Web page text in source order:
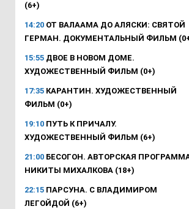
(6+)
14:20 ОТ ВАЛААМА ДО АЛЯСКИ: СВЯТОЙ
ГЕРМАН. ДОКУМЕНТАЛЬНЫЙ ФИЛЬМ
15:55 ДВОЕ В НОВОМ ДОМЕ.
ХУДОЖЕСТВЕННЫЙ ФИЛЬМ (0+)
17:35 КАРАНТИН. ХУДОЖЕСТВЕННЫЙ
ФИЛЬМ (0+)
19:10 ПУТЬ К ПРИЧАЛУ.
ХУДОЖЕСТВЕННЫЙ ФИЛЬМ (6+)
21:00 БЕСОГОН. АВТОРСКАЯ
НИКИТЫ МИХАЛКОВА (18+)
22:15 ПАРСУНА. С ВЛАДИМИРОМ
ЛЕГОЙДОЙ (6+)